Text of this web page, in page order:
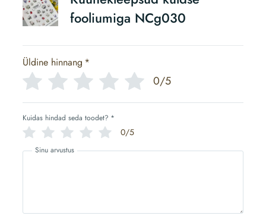
fooliumiga NCg030
Üldine hinnang *
0/5
Kuidas hindad seda toodet? *
0/5
Sinu arvustus